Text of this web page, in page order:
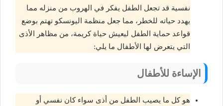
نفسية قد تجعل الطفل يفكر في الهروب من منزله مما
يهدد حياته للخطر، مما جعل منظمة اليونسكو تهتم بوضع
قواعد حماية الطفل ليعيش حياة كريمة، من مظاهر الأذى
التي يتعرض لها الأطفال ما يلي:
الإساءة للأطفال
هو كل ما يصيب الطفل من أذى سواء كان نفسي أو